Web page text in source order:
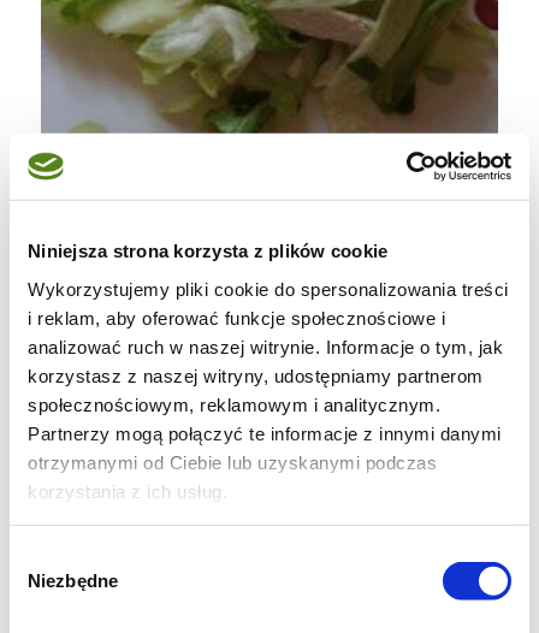
Niniejsza strona korzysta z plików cookie
Wykorzystujemy pliki cookie do spersonalizowania treści
i reklam, aby oferować funkcje społecznościowe i
analizować ruch w naszej witrynie. Informacje o tym, jak
korzystasz z naszej witryny, udostępniamy partnerom
społecznościowym, reklamowym i analitycznym.
Partnerzy mogą połączyć te informacje z innymi danymi
otrzymanymi od Ciebie lub uzyskanymi podczas
korzystania z ich usług.
zgody
Niezbędne
Meksykańska sałatka
130 g sałaty lodowej
2 jabłka Granny Smith
2 dymki
300 g gotowanego w osolonej wodzie mięsa
kurczaka